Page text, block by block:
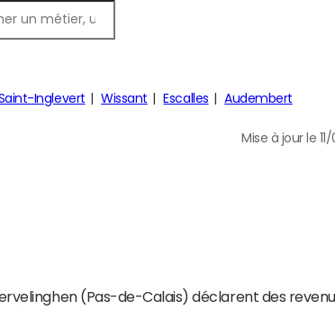
Inglevert Wissant Escalles Audembert
Mise à jour le
(Pas-de-Calais) déclarent des